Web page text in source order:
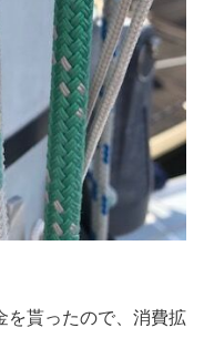
を貰ったので、消費拡